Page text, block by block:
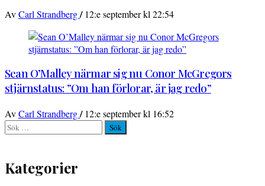
AvCarl Strandberg/ 12:e september kl 22:54
Sean O’Malley närmar sig nu Conor McGregors
stjärnstatus: ”Om han förlorar, är jag redo”
AvCarl Strandberg/ 12:e september kl 16:52
Sök
efter:
Kategorier